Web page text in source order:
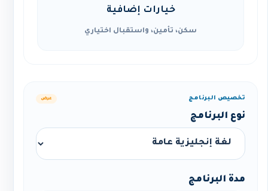
خيارات إضافية
سكن، تأمين، واستقبال اختياري
تخصيص البرنامج عرض
نوع البرنامج
مدة البرنامج